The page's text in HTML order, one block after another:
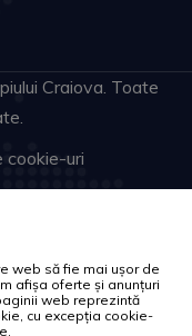
Craiova. Toate
cookie-uri
web să fie mai ușor de
afișa oferte și anunțuri
web reprezintă
cu excepția cookie-